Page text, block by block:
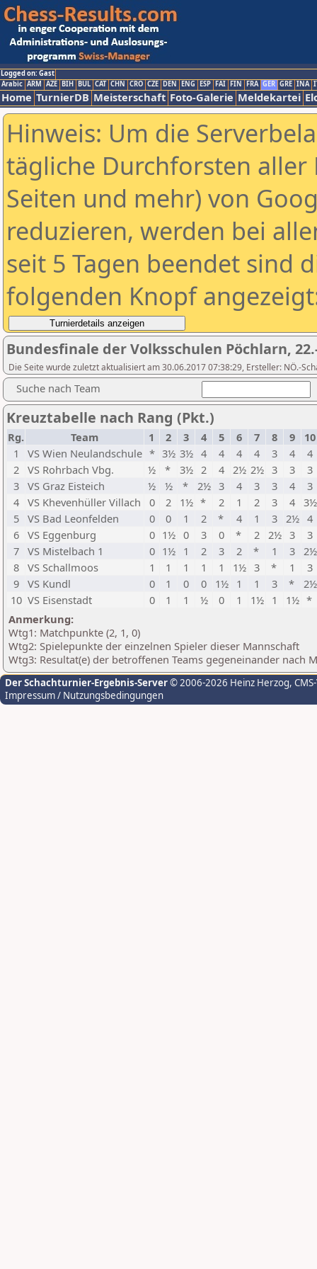
Logged on: Gast
Arabic ARM AZE BIH BUL CAT CHN CRO CZE DEN ENG ESP FAI FIN FRA GER GRE INA
Home TurnierDB Meisterschaft Foto-Galerie Meldekartei
Hinweis: Um die
tägliche Durchforsten aller
Seiten und mehr) von
reduzieren, werden bei
seit 5 Tagen beendet sind
folgenden Knopf
Bundesfinale der Volksschulen Pöchlarn,
Die Seite wurde zuletzt aktualisiert am 30.06.2017 07:38:29, Ersteller: NÖ.-
Suche nach Team
Kreuztabelle nach Rang (Pkt.)
Rg. Team 1 2 3 4 5 6 7 8 9
10
1
VS Wien Neulandschule * 3½ 3½ 4 4 4 4 3 4
4
2 VS Rohrbach Vbg. ½ * 3½ 2 4 2½ 2½ 3 3
3
3 VS Graz Eisteich ½ ½ * 2½ 3 4 3 3 4
3
4 VS Khevenhüller Villach 0 2 1½ * 2 1 2 3 4 3½
5 VS Bad Leonfelden 0 0 1 2 * 4 1 3 2½ 4
6 VS Eggenburg 0 1½ 0 3 0 * 2 2½ 3
3
7 VS Mistelbach 1 0 1½ 1 2 3 2 * 1 3 2½
8 VS Schallmoos 1 1 1 1 1 1½ 3 * 1
3
9 VS Kundl 0 1 0 0 1½ 1 1 3 *
2½
10 VS Eisenstadt 0 1 1 ½ 0 1 1½ 1 1½ *
Anmerkung:
Wtg1: Matchpunkte (2, 1, 0)
Wtg2: Spielepunkte der einzelnen Spieler dieser Mannschaft
Wtg3: Resultat(e) der betroffenen Teams gegeneinander nach
Der Schachturnier-Ergebnis-Server© 2006-2026 Heinz Herzog,
Impressum / Nutzungsbedingungen